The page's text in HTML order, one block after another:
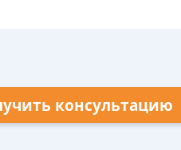
консультацию